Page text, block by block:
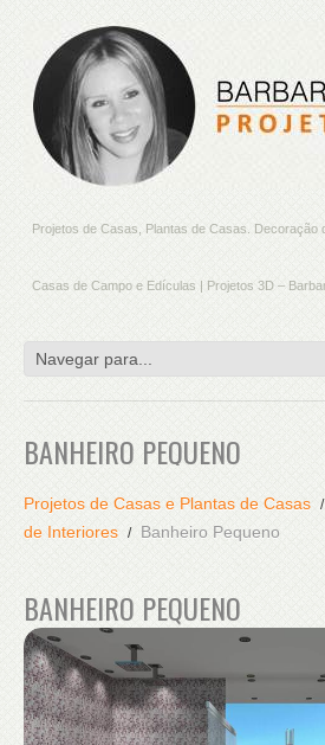
Projetos de Casas, Plantas de Casas. Decoração
Casas de Campo e Edículas | Projetos 3D –
BANHEIRO PEQUENO
Projetos de Casas e Plantas de Casas
de Interiores
Banheiro Pequeno
BANHEIRO PEQUENO